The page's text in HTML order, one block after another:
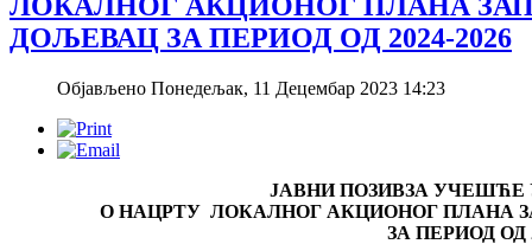
ДОЉЕВАЦ ЗА ПЕРИОД ОД 2024-2026
Објављено Понедељак, 11 Децембар 2023 14:23
ЈАВНИ ПОЗИВЗА УЧЕШЋЕ
О НАЦРТУ ЛОКАЛНОГ АКЦИОНОГ
ЗА ПЕРИОД ОД